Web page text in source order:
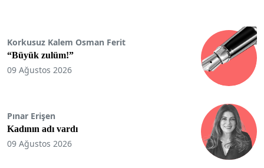
Korkusuz Kalem Osman Ferit
“Büyük zulüm!”
09 Ağustos 2026
Pınar Erişen
Kadının adı vardı
09 Ağustos 2026